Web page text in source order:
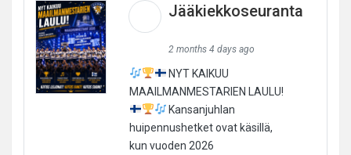
Jääkiekkoseuranta
2 months 4 days ago
NYT KAIKUU
MAAILMANMESTARIEN LAULU!
Kansanjuhlan
huipennushetket ovat käsillä,
kun vuoden 2026